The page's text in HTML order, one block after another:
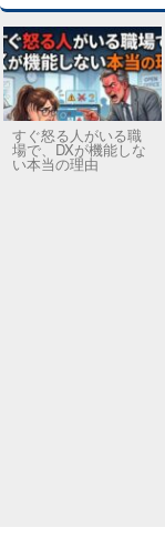
すぐ怒る人がいる職
場で、DXが機能しな
い本当の理由